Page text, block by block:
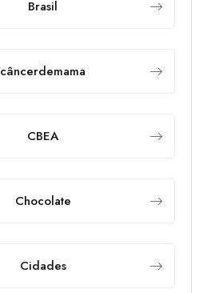
Brasil
câncerdemama
CBEA
Chocolate
Cidades